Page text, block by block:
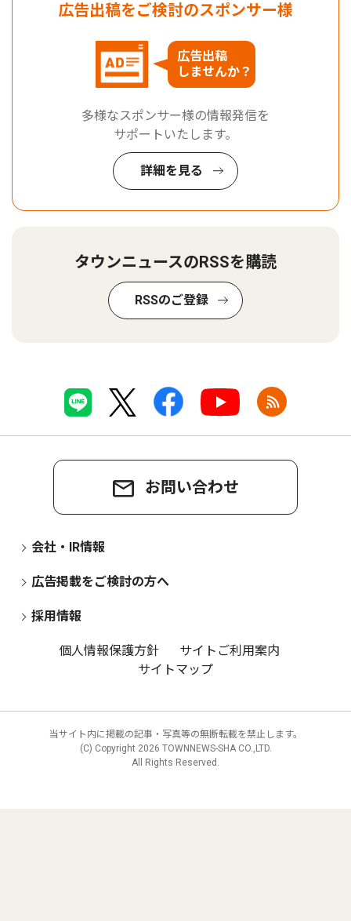
広告出稿をご検討のスポンサー様
広告出稿
しませんか？
多様なスポンサー様の情報発信を
サポートいたします。
詳細を見る
タウンニュースのRSSを購読
RSSのご登録
お問い合わせ
会社・IR情報
広告掲載をご検討の方へ
採用情報
個人情報保護方針
サイトご利用案内
サイトマップ
当サイト内に掲載の記事・写真等の無断転載を禁止します。
(C) Copyright 2026 TOWNNEWS-SHA CO.,LTD.
All Rights Reserved.